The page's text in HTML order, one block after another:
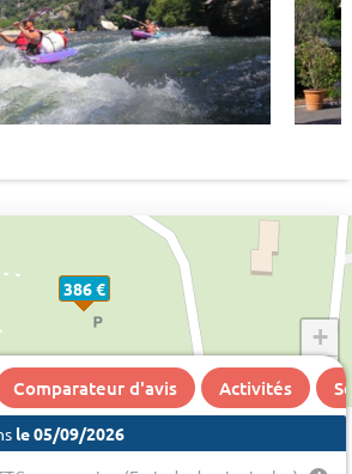
386 €
+
−
Comparateur d'avis Activités
le 05/09/2026